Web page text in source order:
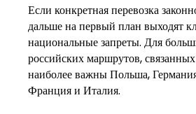
Если конкретная перевозка
дальше на первый план выходят
национальные запреты. Для
российских маршрутов,
наиболее важны Польша,
Франция и Италия.